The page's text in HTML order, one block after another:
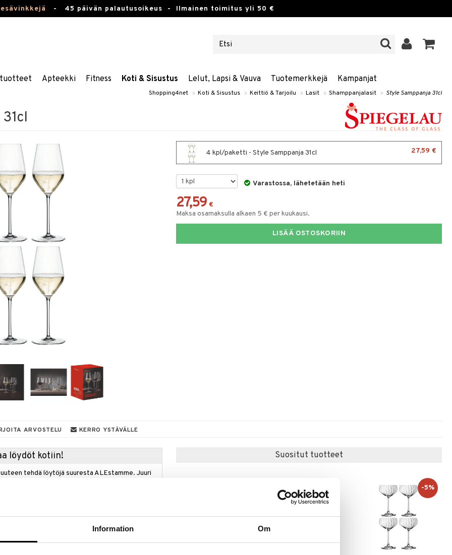
Information Om
- 45 päivän palautusoikeus - Ilmainen toimitus yli 50 €
Apteekki Fitness Koti & Sisustus Lelut, Lapsi & Vauva Tuotemerkkejä Kampanjat
Shopping4net » Koti & Sisustus » Keittiö & Tarjoilu » Lasit » Shamppanjalasit » Style Samppanja 31cl
4 kpl/paketti - Style Samppanja 31cl 27,59 €
Varastossa, lähetetään heti
27,59 €
Maksa osamaksulla alkaen 5 € per kuukausi.
LISÄÄ OSTOSKORIIN
ARVOSTELU KERRO YSTÄVÄLLE
löydöt kotiin!
tehdä löytöjä suuresta ALEstamme. Juuri
ale-löydöt »
Suositut tuotteet
-5%